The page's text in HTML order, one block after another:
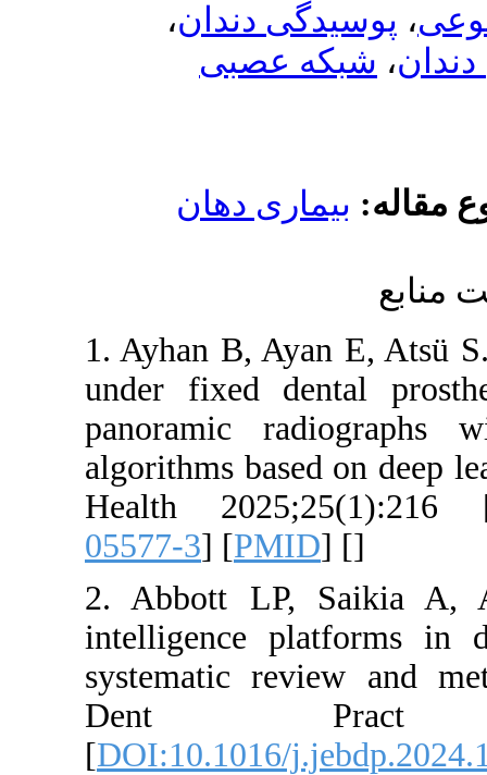
دندان،
عصبی
دهان
1. Ayhan B,
under fixed
panoramic
algorithms
Health
05577-3
2. Abbott
intelligence
systematic
Dent
[